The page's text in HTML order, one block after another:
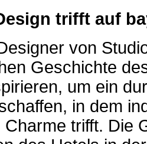
trifft auf
von
Geschichte
um ein
in dem
Charme trifft. Die